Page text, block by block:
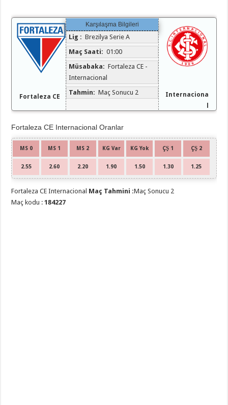
Fortaleza CE
Karşılaşma Bilgileri
Lig : Brezilya Serie A
Maç Saati: 01:00
Müsabaka: Fortaleza CE -
Internacional
Tahmin: Maç Sonucu 2
Internaciona
Fortaleza CE Internacional Oranlar
MS 0 MS 1 MS 2 KG Var KG Yok ÇŞ 1 ÇŞ 2
2.55 2.60 2.20 1.90 1.50 1.30 1.25
Fortaleza CE Internacional Maç Tahmini :Maç Sonucu 2
Maç kodu :184227